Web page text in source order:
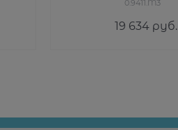
0.9411.M3
19 634 руб.